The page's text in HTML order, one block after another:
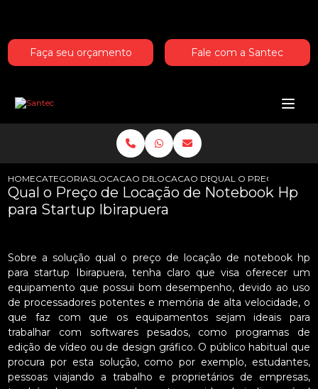
Faça seu orçamento Fale com a Santec
HOMECATEGORIASLOCACAO DE NOTEBOOKS HP
LOCACAO DE NOTEBOOK HP PARA
QUAL O PRECO DE
Qual o Preço de Locação de Notebook Hp
para Startup Ibirapuera
Sobre a solução qual o preço de locação de notebook hp
para startup Ibirapuera, tenha claro que visa oferecer um
equipamento que possui bom desempenho, devido ao uso
de processadores potentes e memória de alta velocidade, o
que faz com que os equipamentos sejam ideais para
trabalhar com softwares pesados, como programas de
edição de vídeo ou de design gráfico. O público habitual que
procura por esta solução, como por exemplo, estudantes,
pessoas viajando a trabalho e proprietários de empresas,